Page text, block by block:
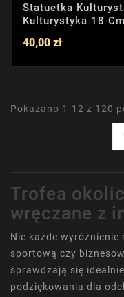
Statuetka
Kulturystyka 18 Cm
40,00 zł
Pokazano 1-12 z 120
Trofea
wręczane z
Nie każde
sportową czy
sprawdzają się
podziękowania dla